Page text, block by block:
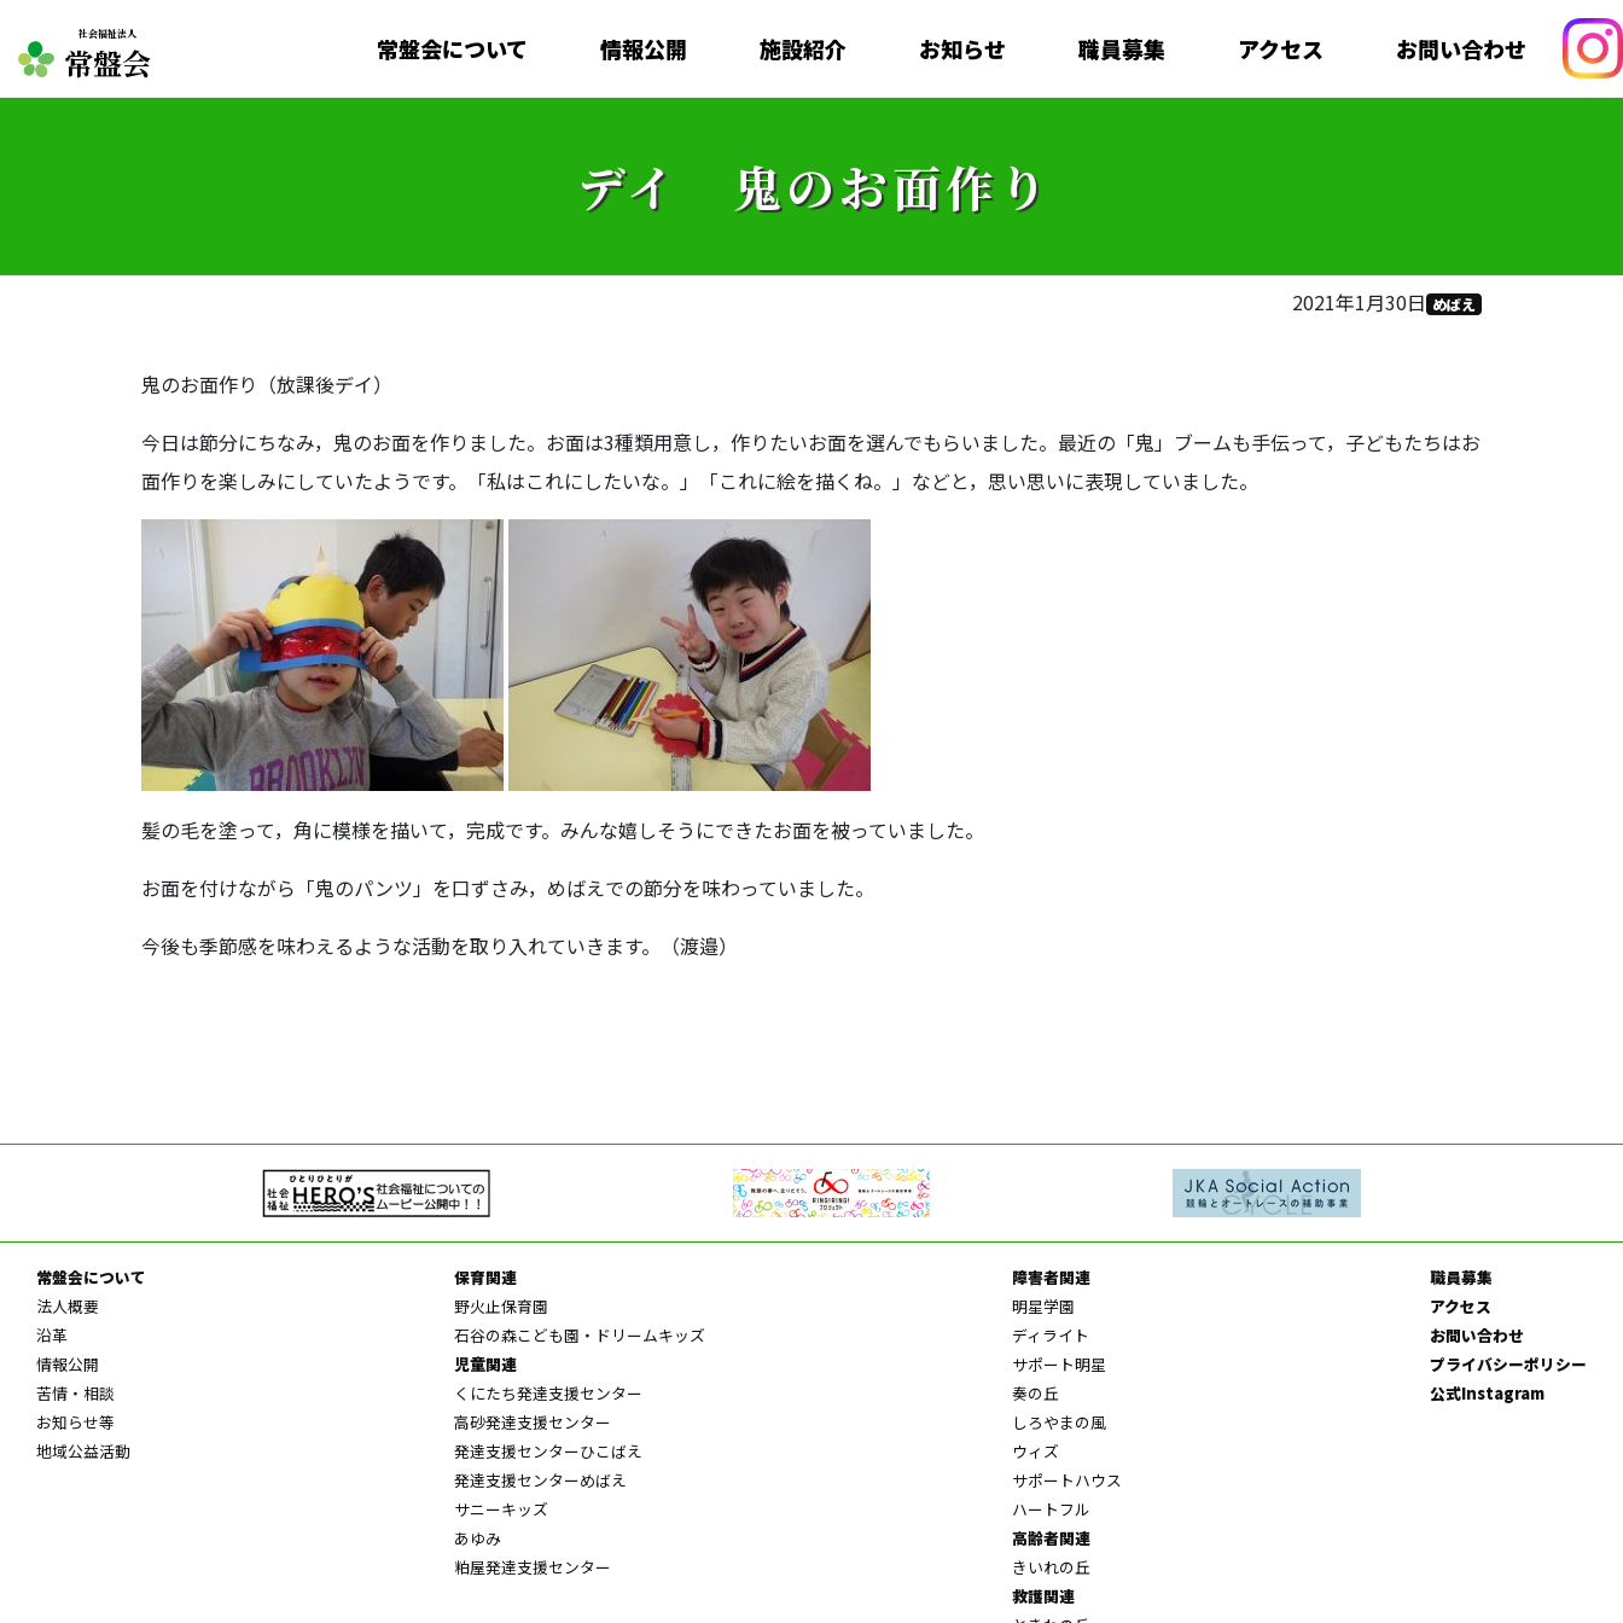
社会福祉法人
常盤会 常盤会について 情報公開 施設紹介 お知らせ 職員募集 アクセス お問い合わせ
デイ 鬼のお面作り
2021年1月30日 めばえ
鬼のお面作り（放課後デイ）
今日は節分にちなみ，鬼のお面を作りました。お面は3種類用意し，作りたいお面を選んでもらいました。最近の「鬼」ブームも手伝って，子どもたちはお
面作りを楽しみにしていたようです。「私はこれにしたいな。」「これに絵を描くね。」などと，思い思いに表現していました。
髪の毛を塗って，角に模様を描いて，完成です。みんな嬉しそうにできたお面を被っていました。
お面を付けながら「鬼のパンツ」を口ずさみ，めばえでの節分を味わっていました。
今後も季節感を味わえるような活動を取り入れていきます。（渡邉）
常盤会について
法人概要
沿革
情報公開
苦情・相談
お知らせ等
地域公益活動
保育関連
野火止保育園
石谷の森こども園・ドリームキッズ
児童関連
くにたち発達支援センター
高砂発達支援センター
発達支援センターひこばえ
発達支援センターめばえ
サニーキッズ
あゆみ
粕屋発達支援センター
障害者関連
明星学園
ディライト
サポート明星
奏の丘
しろやまの風
ウィズ
サポートハウス
ハートフル
高齢者関連
きいれの丘
救護関連
職員募集
アクセス
お問い合わせ
プライバシーポリシー
公式Instagram